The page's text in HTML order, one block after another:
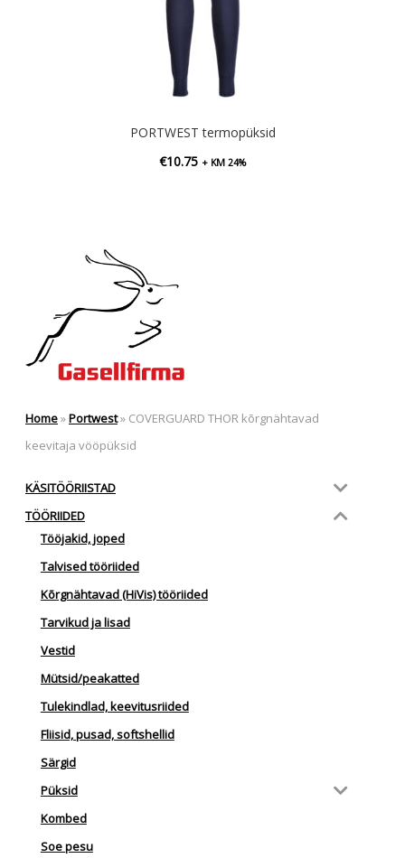
PORTWEST termopüksid
€10.75 + KM 24%
Home»Portwest» COVERGUARD THOR kõrgnähtavad
keevitaja vööpüksid
KÄSITÖÖRIISTAD
TÖÖRIIDED
Tööjakid, joped
Talvised tööriided
Kõrgnähtavad (HiVis) tööriided
Tarvikud ja lisad
Vestid
Mütsid/peakatted
Tulekindlad, keevitusriided
Fliisid, pusad, softshellid
Särgid
Püksid
Kombed
Soe pesu